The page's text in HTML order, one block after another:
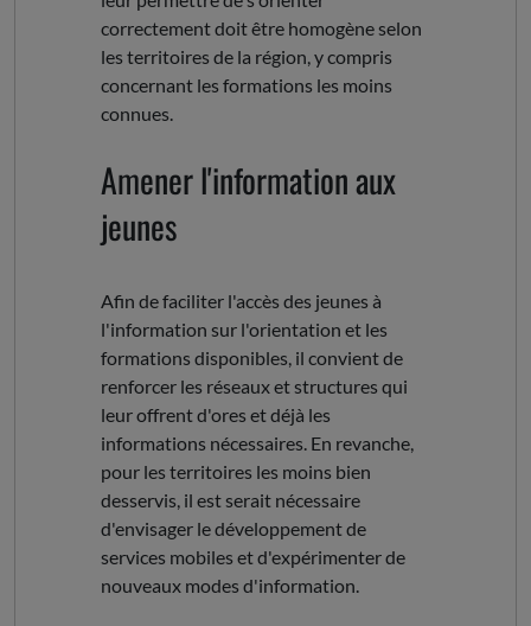
correctement doit être homogène selon
les territoires de la région, y compris
concernant les formations les moins
connues.
Amener l'information aux
jeunes
Afin de faciliter l'accès des jeunes à
l'information sur l'orientation et les
formations disponibles, il convient de
renforcer les réseaux et structures qui
leur offrent d'ores et déjà les
informations nécessaires. En revanche,
pour les territoires les moins bien
desservis, il est serait nécessaire
d'envisager le développement de
services mobiles et d'expérimenter de
nouveaux modes d'information.